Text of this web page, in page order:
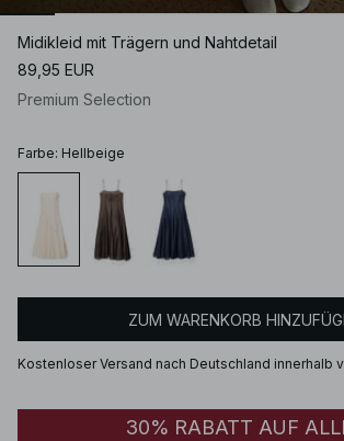
Midikleid mit Trägern und Nahtdetail
89,95 EUR
Premium Selection
Farbe: Hellbeige
ZUM WARENKORB
Kostenloser Versand nach Deutschland innerhalb
30% RABATT AUF